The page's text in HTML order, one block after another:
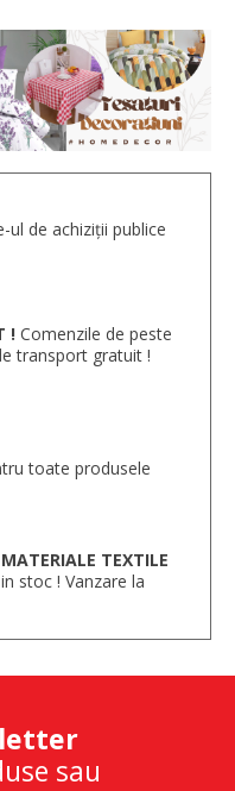
ul de achiziții publice
! Comenzile de peste
transport gratuit !
toate produsele
TEXTILE
stoc ! Vanzare la
sau